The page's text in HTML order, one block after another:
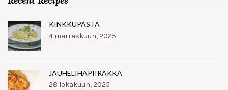
KINKKUPASTA
4 marraskuun, 2025
JAUHELIHAPIIRAKKA
28 lokakuun, 2025